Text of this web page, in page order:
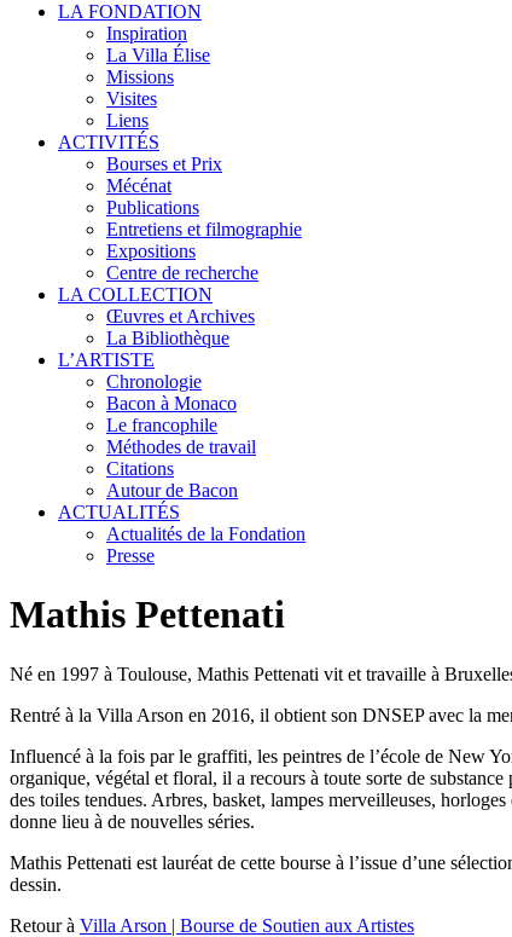
LA FONDATION
Inspiration
La Villa Élise
Missions
Visites
Liens
ACTIVITÉS
Bourses et Prix
Mécénat
Publications
Entretiens et filmographie
Expositions
Centre de recherche
LA COLLECTION
Œuvres et Archives
La Bibliothèque
L’ARTISTE
Chronologie
Bacon à Monaco
Le francophile
Méthodes de travail
Citations
Autour de Bacon
ACTUALITÉS
Actualités de la Fondation
Presse
Mathis Pettenati
Né en 1997 à Toulouse, Mathis Pettenati vit et travaille à
Rentré à la Villa Arson en 2016, il obtient son DNSEP avec la
Influencé à la fois par le graffiti, les peintres de l’école de New
organique, végétal et floral, il a recours à toute sorte de
des toiles tendues. Arbres, basket, lampes merveilleuses,
donne lieu à de nouvelles séries.
Mathis Pettenati est lauréat de cette bourse à l’issue d’une
dessin.
Retour à Villa Arson | Bourse de Soutien aux Artistes